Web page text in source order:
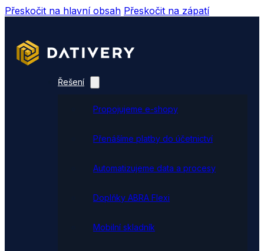
Přeskočit na hlavní obsah Přeskočit na zápatí
Řešení
Propojujeme e-shopy
Přenášíme platby do účetnictví
Automatizujeme data a procesy
Doplňky ABRA Flexi
Mobilní skladník